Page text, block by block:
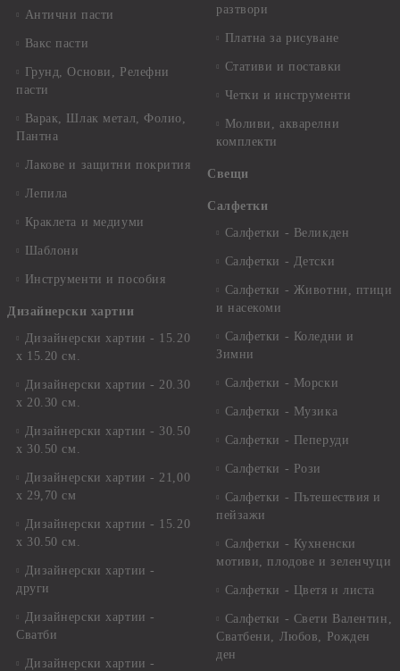
Антични пасти
Вакс пасти
Грунд, Основи, Релефни
пасти
Варак, Шлак метал, Фолио,
Пантна
Лакове и защитни покрития
Лепила
Краклета и медиуми
Шаблони
Инструменти и пособия
Дизайнерски хартии
Дизайнерски хартии - 15.20
х 15.20 см.
Дизайнерски хартии - 20.30
х 20.30 см.
Дизайнерски хартии - 30.50
х 30.50 см.
Дизайнерски хартии - 21,00
х 29,70 см
Дизайнерски хартии - 15.20
x 30.50 см.
Дизайнерски хартии -
други
Дизайнерски хартии -
Сватби
Дизайнерски хартии -
разтвори
Платна за рисуване
Стативи и поставки
Четки и инструменти
Моливи, акварелни
комплекти
Свещи
Салфетки
Салфетки - Великден
Салфетки - Детски
Салфетки - Животни, птици
и насекоми
Салфетки - Коледни и
Зимни
Салфетки - Морски
Салфетки - Музика
Салфетки - Пеперуди
Салфетки - Рози
Салфетки - Пътешествия и
пейзажи
Салфетки - Кухненски
мотиви, плодове и зеленчуци
Салфетки - Цветя и листа
Салфетки - Свети Валентин,
Сватбени, Любов, Рожден
ден